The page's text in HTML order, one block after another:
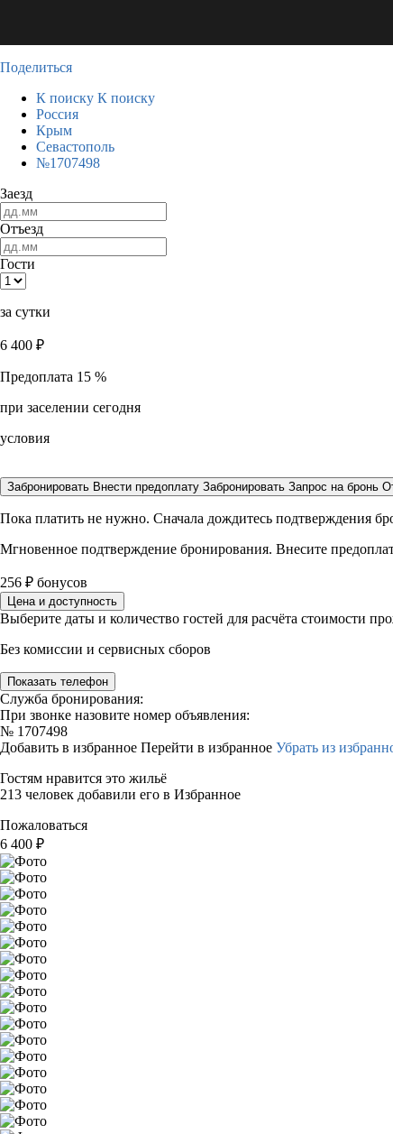
Поделиться
К поиску К поиску
Россия
Крым
Севастополь
№1707498
Заезд
Отъезд
Гости
за сутки
6 400 ₽
Предоплата 15 %
при заселении сегодня
условия
Забронировать Внести предоплату Забронировать Запрос на бронь
Пока платить не нужно. Сначала дождитесь подтверждения
Мгновенное подтверждение бронирования. Внесите
256 ₽ бонусов
Цена и доступность
Выберите даты и количество гостей для расчёта стоимости
Без комиссии и сервисных сборов
Показать телефон
Служба бронирования:
При звонке назовите номер объявления:
№ 1707498
Добавить в избранное Перейти в избранное Убрать из
Гостям нравится это жильё
213 человек добавили его в Избранное
Пожаловаться
6 400 ₽